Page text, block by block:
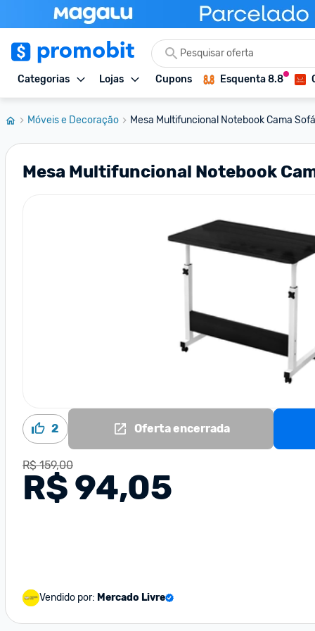
Categorias Lojas Cupons Esquenta 8.8
Móveis e Decoração Mesa Multifuncional Notebook Cama
Mesa Multifuncional Notebook
2 Oferta encerrada
R$ 159,00
R$ 94,05
Vendido por: Mercado Livre